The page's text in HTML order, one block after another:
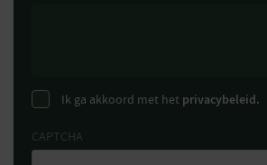
Ik ga akkoord met het privacybeleid.
CAPTCHA